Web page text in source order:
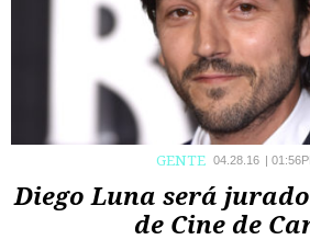
GENTE 04.28.16 |
Diego Luna será
de Cine de